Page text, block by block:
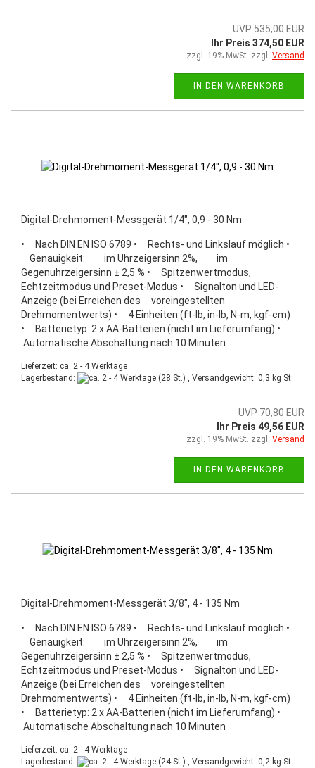
UVP 535,00 EUR
Ihr Preis 374,50 EUR
zzgl. 19% MwSt. zzgl. Versand
IN DEN WARENKORB
Digital-Drehmoment-Messgerät 1/4", 0,9 - 30 Nm
• Nach DIN EN ISO 6789 • Rechts- und Linkslauf möglich •
Genauigkeit: im Uhrzeigersinn 2%, im
Gegenuhrzeigersinn ± 2,5 % • Spitzenwertmodus,
Echtzeitmodus und Preset-Modus • Signalton und LED-
Anzeige (bei Erreichen des voreingestellten
Drehmomentwerts) • 4 Einheiten (ft-lb, in-lb, N-m, kgf-cm)
• Batterietyp: 2 x AA-Batterien (nicht im Lieferumfang) •
Automatische Abschaltung nach 10 Minuten
Lieferzeit: ca. 2 - 4 Werktage
Lagerbestand:
(28 St.) , Versandgewicht: 0,3 kg St.
UVP 70,80 EUR
Ihr Preis 49,56 EUR
zzgl. 19% MwSt. zzgl. Versand
IN DEN WARENKORB
Digital-Drehmoment-Messgerät 3/8", 4 - 135 Nm
• Nach DIN EN ISO 6789 • Rechts- und Linkslauf möglich •
Genauigkeit: im Uhrzeigersinn 2%, im
Gegenuhrzeigersinn ± 2,5 % • Spitzenwertmodus,
Echtzeitmodus und Preset-Modus • Signalton und LED-
Anzeige (bei Erreichen des voreingestellten
Drehmomentwerts) • 4 Einheiten (ft-lb, in-lb, N-m, kgf-cm)
• Batterietyp: 2 x AA-Batterien (nicht im Lieferumfang) •
Automatische Abschaltung nach 10 Minuten
Lieferzeit: ca. 2 - 4 Werktage
Lagerbestand:
(24 St.) , Versandgewicht: 0,2 kg St.